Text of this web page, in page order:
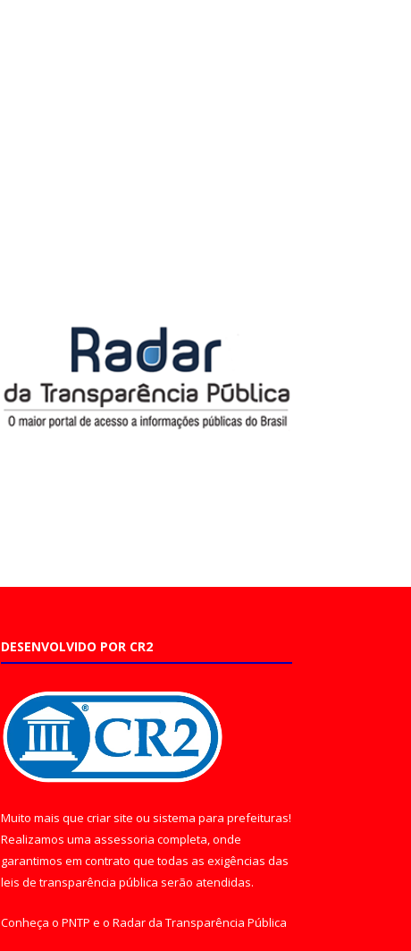
DESENVOLVIDO POR CR2
Muito mais que criar site ou sistema para prefeituras!
Realizamos uma assessoria completa, onde
garantimos em contrato que todas as exigências das
leis de transparência pública serão atendidas.
Conheça o PNTP e o Radar da Transparência Pública